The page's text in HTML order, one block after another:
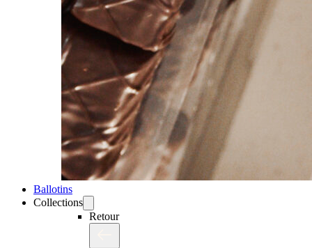
Ballotins
Collections
Retour